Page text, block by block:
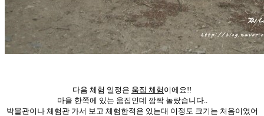
다음 체험 일정은 움집 체험 이에요!!
마을 한쪽에 있는 움집인데 깜짝 놀랐습니다..
박물관이나 체험관 가서 보고 체험한적은 있는대 이정도 크기는 처음이였어